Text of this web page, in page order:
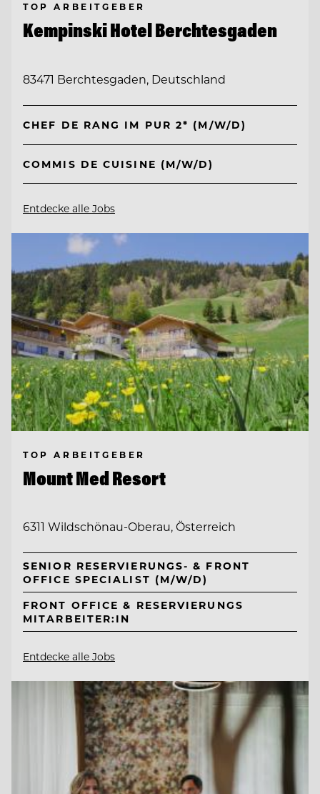
TOP ARBEITGEBER
Kempinski Hotel Berchtesgaden
83471 Berchtesgaden, Deutschland
CHEF DE RANG IM PUR 2* (M/W/D)
COMMIS DE CUISINE (M/W/D)
Entdecke alle Jobs
TOP ARBEITGEBER
Mount Med Resort
6311 Wildschönau-Oberau, Österreich
SENIOR RESERVIERUNGS- & FRONT
OFFICE SPECIALIST (M/W/D)
FRONT OFFICE & RESERVIERUNGS
MITARBEITER:IN
Entdecke alle Jobs